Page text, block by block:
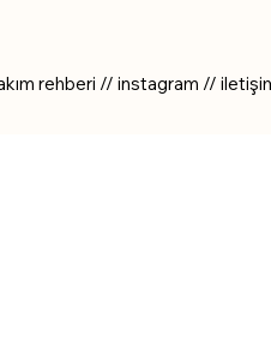
rehberi //instagram //